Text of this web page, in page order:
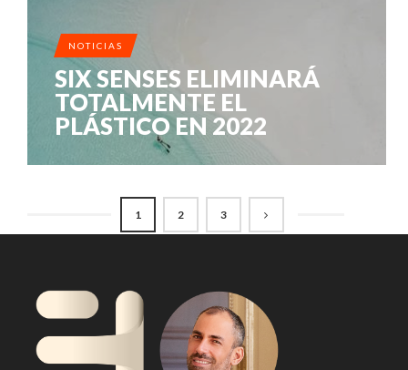
NOTICIAS
SIX SENSES ELIMINARÁ
TOTALMENTE EL
PLÁSTICO EN 2022
1 2 3